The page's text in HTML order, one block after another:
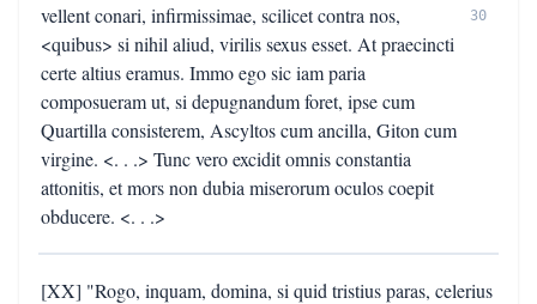
vellent conari, infirmissimae, scilicet contra nos,
<quibus> si nihil aliud, virilis sexus esset. At praecincti
certe altius eramus. Immo ego sic iam paria
composueram ut, si depugnandum foret, ipse cum
Quartilla consisterem, Ascyltos cum ancilla, Giton cum
virgine. <. . .> Tunc vero excidit omnis constantia
attonitis, et mors non dubia miserorum oculos coepit
obducere. <. . .>
30
[XX] "Rogo, inquam, domina, si quid tristius paras, celerius